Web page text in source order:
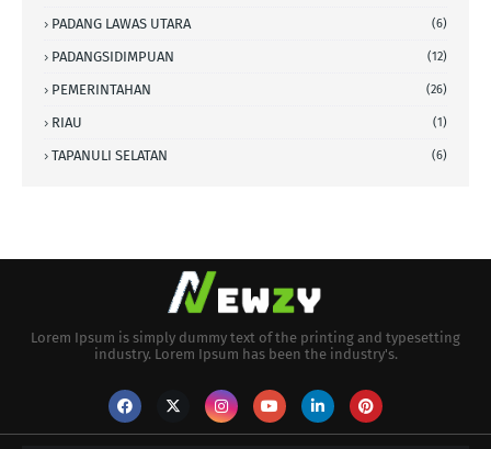
PADANG LAWAS UTARA (6)
PADANGSIDIMPUAN (12)
PEMERINTAHAN (26)
RIAU (1)
TAPANULI SELATAN (6)
Lorem Ipsum is simply dummy text of the printing and typesetting
industry. Lorem Ipsum has been the industry's.